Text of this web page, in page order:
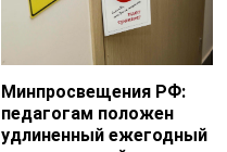
Минпросвещения РФ:
педагогам положен
удлиненный ежегодный